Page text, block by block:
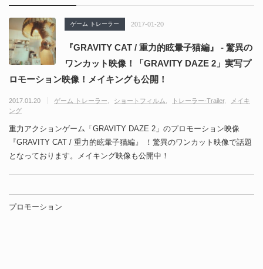
ーバーの開発メイキ
nderのドキュメン
er向けAIエージェン
CGMatter
ゲーム トレーラー 2017-01-20
『GRAVITY CAT / 重力的眩暈子猫編』 - 驚異の
ワンカット映像！「GRAVITY DAZE 2」実写プ
ロモーション映像！メイキングも公開！
2017.01.20 ゲーム トレーラー ショートフィルム トレーラー-Trailer
メイキ
ング
重力アクションゲーム「GRAVITY DAZE 2」のプロモーション映像
『GRAVITY CAT / 重力的眩暈子猫編』 ！驚異のワンカット映像で話題
となっております。メイキング映像も公開中！
プロモーション